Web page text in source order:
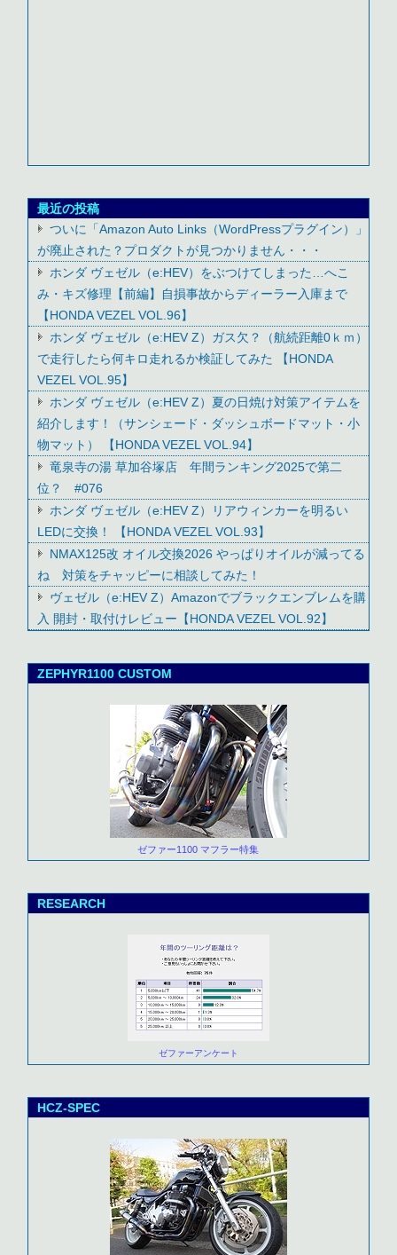
最近の投稿
ついに「Amazon Auto Links（WordPressプラグイン）」
が廃止された？プロダクトが見つかりません・・・
ホンダ ヴェゼル（e:HEV）をぶつけてしまった…へこ
み・キズ修理【前編】自損事故からディーラー入庫まで
【HONDA VEZEL VOL.96】
ホンダ ヴェゼル（e:HEV Z）ガス欠？（航続距離0ｋｍ）
で走行したら何キロ走れるか検証してみた 【HONDA
VEZEL VOL.95】
ホンダ ヴェゼル（e:HEV Z）夏の日焼け対策アイテムを
紹介します！（サンシェード・ダッシュボードマット・小
物マット） 【HONDA VEZEL VOL.94】
竜泉寺の湯 草加谷塚店 年間ランキング2025で第二
位？ #076
ホンダ ヴェゼル（e:HEV Z）リアウィンカーを明るい
LEDに交換！ 【HONDA VEZEL VOL.93】
NMAX125改 オイル交換2026 やっぱりオイルが減ってる
ね 対策をチャッピーに相談してみた！
ヴェゼル（e:HEV Z）Amazonでブラックエンブレムを購
入 開封・取付けレビュー【HONDA VEZEL VOL.92】
ZEPHYR1100 CUSTOM
ゼファー1100 マフラー特集
RESEARCH
ゼファーアンケート
HCZ-SPEC